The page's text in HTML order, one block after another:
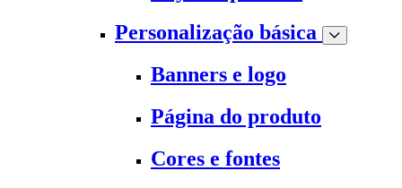
Personalização básica
Banners e logo
Página do produto
Cores e fontes